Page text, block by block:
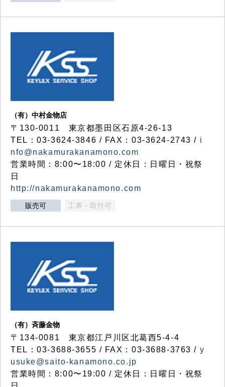
（有）中村金物店
〒130-0011 東京都墨田区石原4-26-13
TEL：03-3624-3846 / FAX：03-3624-2743 / i
nfo@nakamurakanamono.com
営業時間：8:00〜18:00 / 定休日：日曜日・祝祭
日
http://nakamurakanamono.com
販売可 工事・取付可
（有）斉藤金物
〒134-0081 東京都江戸川区北葛西5-4-4
TEL：03-3688-3655 / FAX：03-3688-3763 / y
usuke@saito-kanamono.co.jp
営業時間：8:00〜19:00 / 定休日：日曜日・祝祭